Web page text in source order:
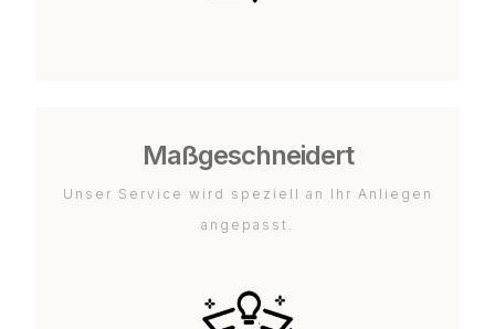
Maßgeschneidert
Unser Service wird speziell an Ihr Anliegen
angepasst.